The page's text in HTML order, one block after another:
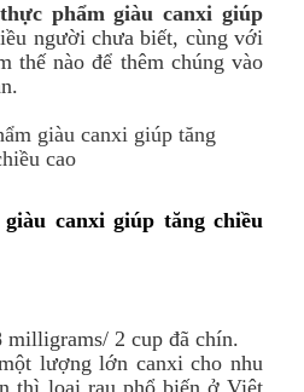
phẩm giàu canxi giúp
người chưa biết, cùng với
thế nào để thêm chúng vào
canxi giúp tăng chiều
2 cup đã chín.
lượng lớn canxi cho nhu